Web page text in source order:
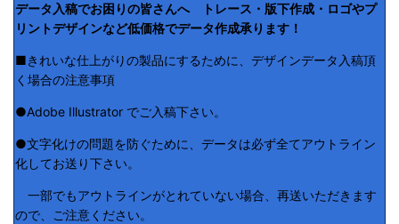
データ入稿でお困りの皆さんへ トレース・版下作成・ロゴやプ
リントデザインなど低価格でデータ作成承ります！
■きれいな仕上がりの製品にするために、デザインデータ入稿頂
く場合の注意事項
●Adobe Illustrator でご入稿下さい。
●文字化けの問題を防ぐために、データは必ず全てアウトライン
化してお送り下さい。
一部でもアウトラインがとれていない場合、再送いただきます
ので、ご注意ください。